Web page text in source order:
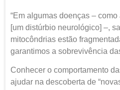
“Em algumas doenças –
[um distúrbio neurológico] –,
mitocôndrias estão
garantimos a sobrevivência
Conhecer o comportamento
ajudar na descoberta de